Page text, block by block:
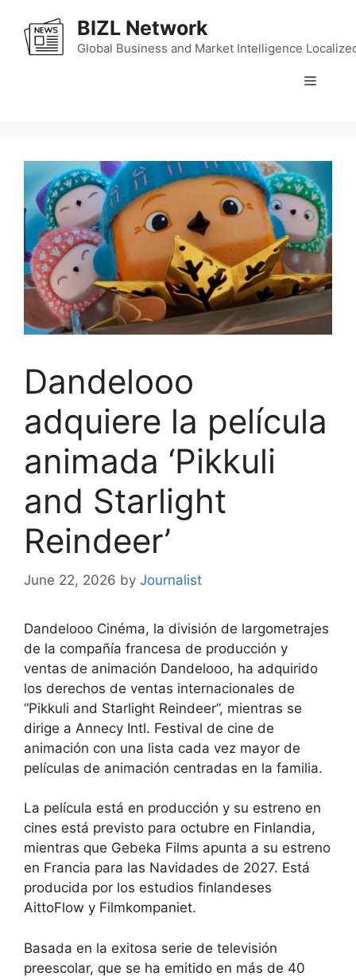
content
BIZL Network
Global Business and Market Intelligence
Menu
Dandelooo
adquiere la película
animada ‘Pikkuli
and Starlight
Reindeer’
June 22, 2026 by Journalist
Dandelooo Cinéma, la división de largometrajes
de la compañía francesa de producción y
ventas de animación Dandelooo, ha adquirido
los derechos de ventas internacionales de
“Pikkuli and Starlight Reindeer”, mientras se
dirige a Annecy Intl. Festival de cine de
animación con una lista cada vez mayor de
películas de animación centradas en la familia.
La película está en producción y su estreno en
cines está previsto para octubre en Finlandia,
mientras que Gebeka Films apunta a su estreno
en Francia para las Navidades de 2027. Está
producida por los estudios finlandeses
AittoFlow y Filmkompaniet.
Basada en la exitosa serie de televisión
preescolar, que se ha emitido en más de 40